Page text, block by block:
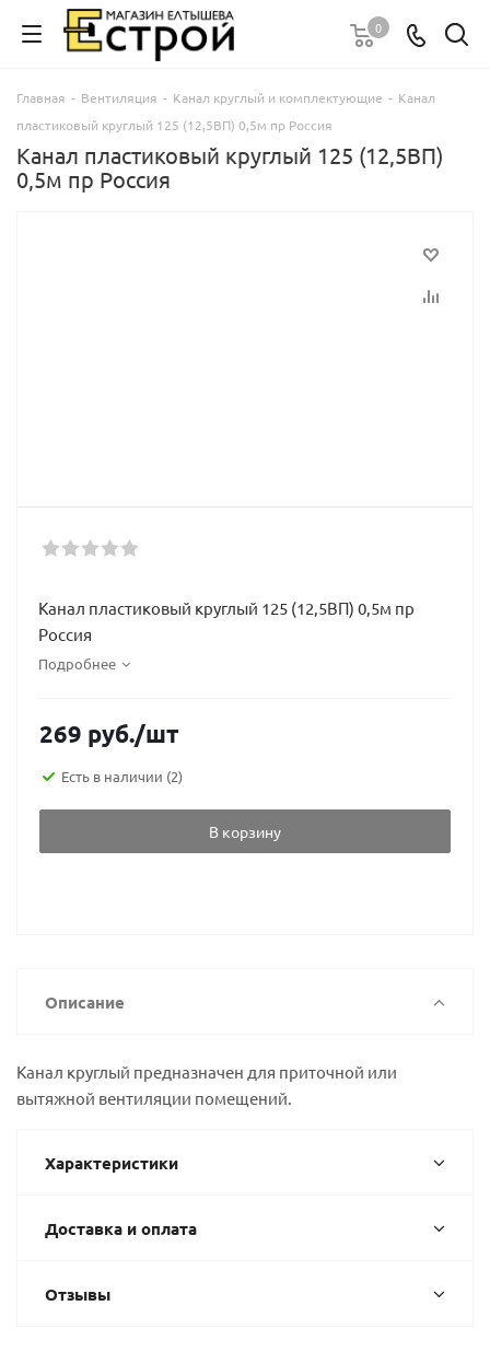
0
Главная - Вентиляция - Канал круглый и комплектующие - Канал
пластиковый круглый 125 (12,5ВП) 0,5м пр Россия
Канал пластиковый круглый 125 (12,5ВП)
0,5м пр Россия
Канал пластиковый круглый 125 (12,5ВП) 0,5м пр
Россия
Подробнее
269 руб./шт
Есть в наличии (2)
В корзину
Описание
Канал круглый предназначен для приточной или
вытяжной вентиляции помещений.
Характеристики
Доставка и оплата
Отзывы